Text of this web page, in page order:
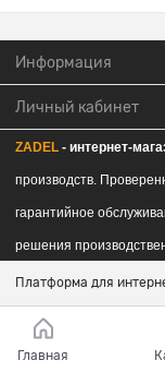
Информация
Личный кабинет
ZADEL - интернет-
производств.
гарантийное
решения
Платформа для
Главная